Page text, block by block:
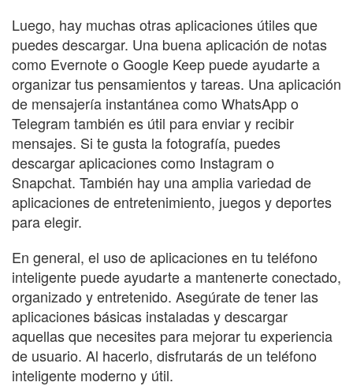
Luego, hay muchas otras aplicaciones útiles que
puedes descargar. Una buena aplicación de notas
como Evernote o Google Keep puede ayudarte a
organizar tus pensamientos y tareas. Una aplicación
de mensajería instantánea como WhatsApp o
Telegram también es útil para enviar y recibir
mensajes. Si te gusta la fotografía, puedes
descargar aplicaciones como Instagram o
Snapchat. También hay una amplia variedad de
aplicaciones de entretenimiento, juegos y deportes
para elegir.
En general, el uso de aplicaciones en tu teléfono
inteligente puede ayudarte a mantenerte conectado,
organizado y entretenido. Asegúrate de tener las
aplicaciones básicas instaladas y descargar
aquellas que necesites para mejorar tu experiencia
de usuario. Al hacerlo, disfrutarás de un teléfono
inteligente moderno y útil.